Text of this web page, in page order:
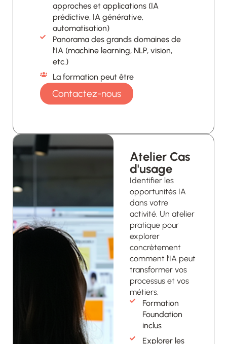
approches et applications (IA
prédictive, IA générative,
automatisation)
Panorama des grands domaines de
l’IA (machine learning, NLP, vision,
etc.)
La formation peut être
Contactez-nous
Atelier Cas
d'usage
Identifier les
opportunités IA
dans votre
activité. Un atelier
pratique pour
explorer
concrètement
comment l’IA peut
transformer vos
processus et vos
métiers.
Formation
Foundation
inclus
Explorer les